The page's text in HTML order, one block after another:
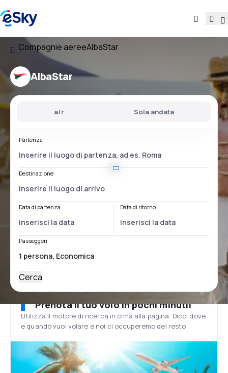
Compagnie aereeAlbaStar
AlbaStar
a/r Sola andata
Partenza
Destinazione
Data di partenza Data di ritorno
Passeggeri
Cerca
Prenota il tuo volo in pochi minuti!
Utilizza il motore di ricerca in cima alla pagina. Dicci dove
e quando vuoi volare e noi ci occuperemo del resto.